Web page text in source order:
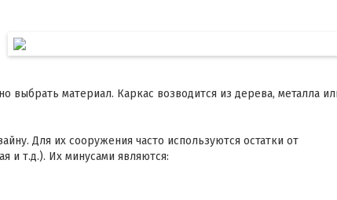
выбрать материал. Каркас возводится из дерева, металла
Для их сооружения часто используются остатки от
и т.д.). Их минусами являются: